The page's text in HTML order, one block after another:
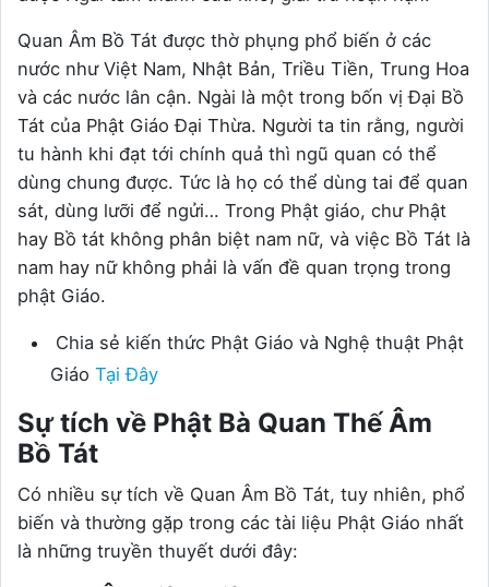
Quan Âm Bồ Tát được thờ phụng phổ biến ở các
nước như Việt Nam, Nhật Bản, Triều Tiền, Trung Hoa
và các nước lân cận. Ngài là một trong bốn vị Đại Bồ
Tát của Phật Giáo Đại Thừa. Người ta tin rằng, người
tu hành khi đạt tới chính quả thì ngũ quan có thể
dùng chung được. Tức là họ có thể dùng tai để quan
sát, dùng lưỡi để ngửi… Trong Phật giáo, chư Phật
hay Bồ tát không phân biệt nam nữ, và việc Bồ Tát là
nam hay nữ không phải là vấn đề quan trọng trong
phật Giáo.
Chia sẻ kiến thức Phật Giáo và Nghệ thuật Phật
Giáo Tại Đây
Sự tích về Phật Bà Quan Thế Âm
Bồ Tát
Có nhiều sự tích về Quan Âm Bồ Tát, tuy nhiên, phổ
biến và thường gặp trong các tài liệu Phật Giáo nhất
là những truyền thuyết dưới đây: